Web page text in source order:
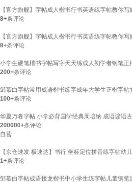
【官方旗舰】字帖成人楷书行书英语练字帖教你
8+条评论
【官方旗舰】字帖成人楷书行书英语练字帖教你
8+条评论
小学生硬笔楷书字帖写字天天练成人初学者钢笔
200+条评论
邹慕白字帖常用成语楷书练字成年大学生正楷字
100+条评论
华夏万卷字帖 小学必背国学经典周培纳 成语谚语
200000+条评论
自营
【京仓速发 极速达】书行 坐标定位拼音练字帖
1+条评论
邹慕白字帖成语接龙楷书中小学生练字帖儿童钢